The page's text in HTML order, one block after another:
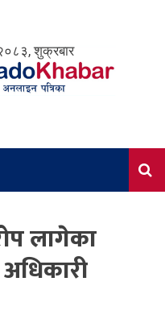
शुक्रबार
लागेका
अधिकारी